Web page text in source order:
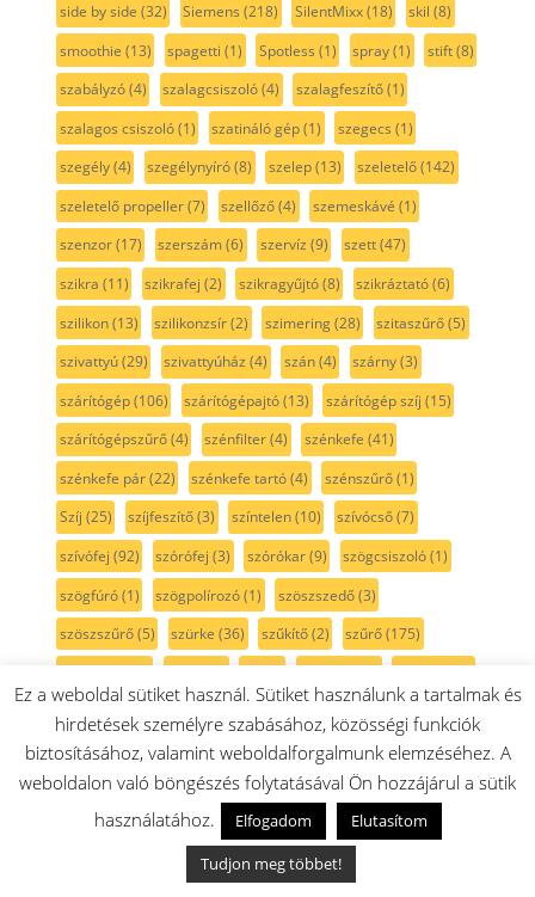
side by side (32) Siemens (218) SilentMixx(18) skil (8)
smoothie (13) spagetti (1) Spotless (1) spray(1) stift(8)
szabályzó(4) szalagcsiszoló(4) szalagfeszítő(1)
szalagos csiszoló(1) szatináló gép(1) szegecs (1)
szegély(4) szegélynyíró(8) szelep(13) szeletelő(142)
szeletelő propeller(7) szellőző(4) szemeskávé (1)
szenzor(17) szerszám(6) szervíz (9) szett(47)
szikra (11) szikrafej (2) szikragyűjtó(8) szikráztató(6)
szilikon(13) szilikonzsír(2) szimering(28) szitaszűrő(5)
szivattyú(29) szivattyúház (4) szán(4) szárny(3)
szárítógép(106) szárítógépajtó(13) szárítógép szíj (15)
szárítógépszűrő(4) szénfilter(4) szénkefe (41)
szénkefe pár(22) szénkefe tartó(4) szénszűrő(1)
Szíj (25) szíjfeszítő(3) színtelen(10) szívócső(7)
szívófej (92) szórófej (3) szórókar(9) szögcsiszoló(1)
szögfúró(1) szögpolírozó(1) szöszszedő(3)
szöszszűrő(5) szürke (36) szűkítő(2) szűrő(175)
sütési funkcióválasztó(31) sütő(315) sütőajtó (35)
sütőajtó gumi (5) sütőajtó külső üveg(17) sütőbelső(45)
sütő forgókapcsoló (22) sütőfunkciókapcsoló(20)
sütő izzó(18) sütőkapcsoló
Ez a weboldal sütiket használ. Sütiket használunk a tartalmak és
hirdetések személyre szabásához, közösségi funkciók
biztosításához, valamint weboldalforgalmunk elemzéséhez. A
weboldalon való böngészés folytatásával Ön hozzájárul a sütik
használatához.
Elfogadom
Elutasítom
Tudjon meg többet!